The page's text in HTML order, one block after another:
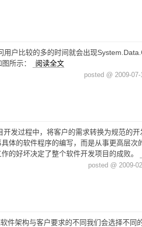
户比较的多的时间就会出现
所示：
阅读全文
posted @ 2009-
发过程中，将客户的需求转换为规范的
体的软件程序的编写，而是从事更高层
的好坏决定了整个软件开发项目的成败。
posted @ 2009-
件架构与客户要求的不同我们会选择不同